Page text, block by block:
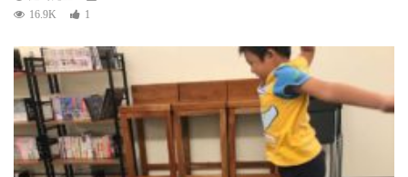
16.9K
1